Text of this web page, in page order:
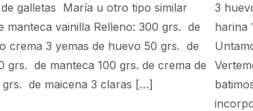
galletas María u otro tipo similar
manteca vainilla Relleno: 300 grs. de
crema 3 yemas de huevo 50 grs. de
grs. de manteca 100 grs. de crema de
de maicena 3 claras […]
3
harina